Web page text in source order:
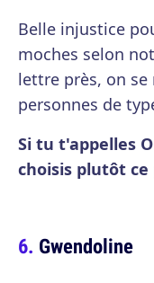
Belle injustice
moches selon
lettre près, on se
personnes de
Si tu t'appelles
choisis plutôt ce
Gwendoline